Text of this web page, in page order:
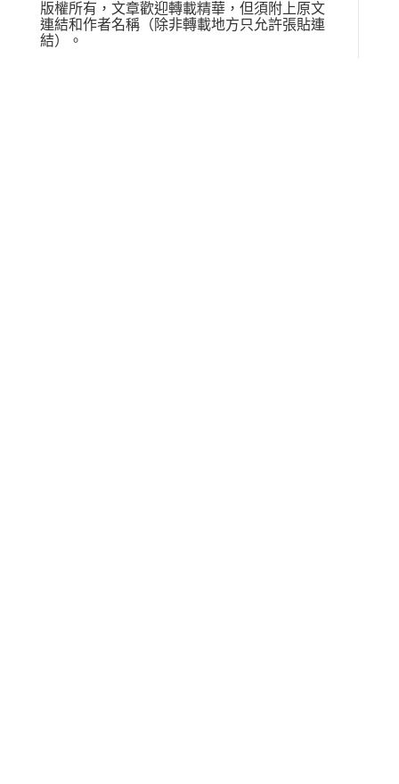
版權所有，文章歡迎轉載精華，但須附上原文
連結和作者名稱（除非轉載地方只允許張貼連
結）。